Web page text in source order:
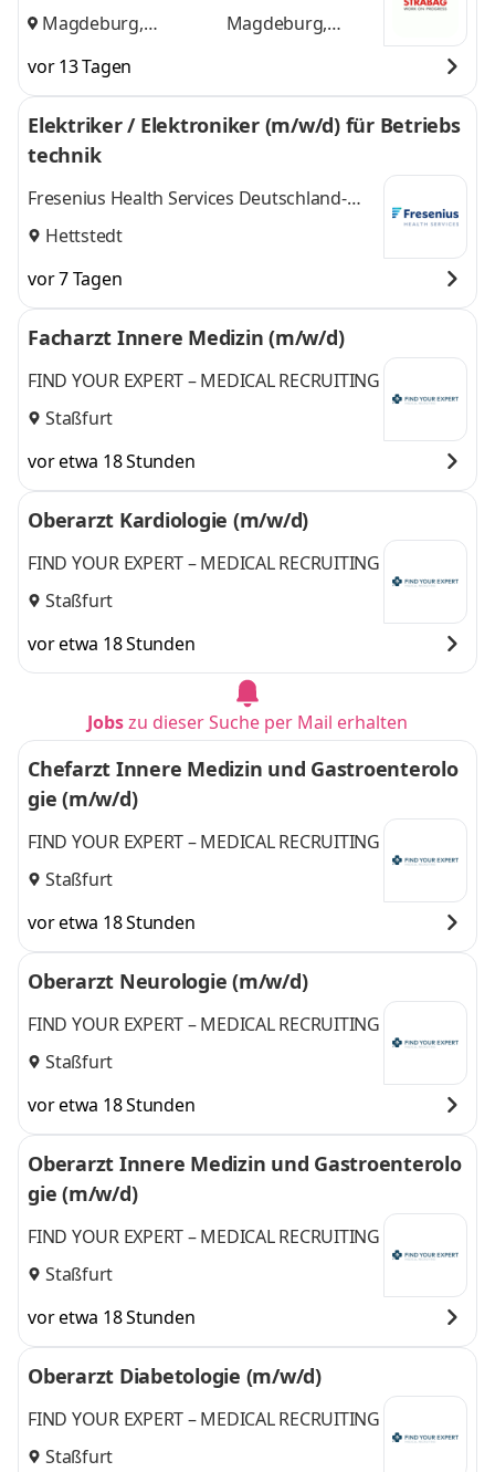
Magdeburg,
Magdeburg,
vor 13 Tagen
Elektriker / Elektroniker (m/w/d) für Betriebs
technik
Fresenius Health Services Deutschland-
Betriebstechnik Mitte-Ost GmbH
Hettstedt
vor 7 Tagen
Facharzt Innere Medizin (m/w/d)
FIND YOUR EXPERT – MEDICAL RECRUITING
Staßfurt
vor etwa 18 Stunden
Oberarzt Kardiologie (m/w/d)
FIND YOUR EXPERT – MEDICAL RECRUITING
Staßfurt
vor etwa 18 Stunden
Jobszu dieser Suche per Mail erhalten
Chefarzt Innere Medizin und Gastroenterolo
gie (m/w/d)
FIND YOUR EXPERT – MEDICAL RECRUITING
Staßfurt
vor etwa 18 Stunden
Oberarzt Neurologie (m/w/d)
FIND YOUR EXPERT – MEDICAL RECRUITING
Staßfurt
vor etwa 18 Stunden
Oberarzt Innere Medizin und Gastroenterolo
gie (m/w/d)
FIND YOUR EXPERT – MEDICAL RECRUITING
Staßfurt
vor etwa 18 Stunden
Oberarzt Diabetologie (m/w/d)
FIND YOUR EXPERT – MEDICAL RECRUITING
Staßfurt